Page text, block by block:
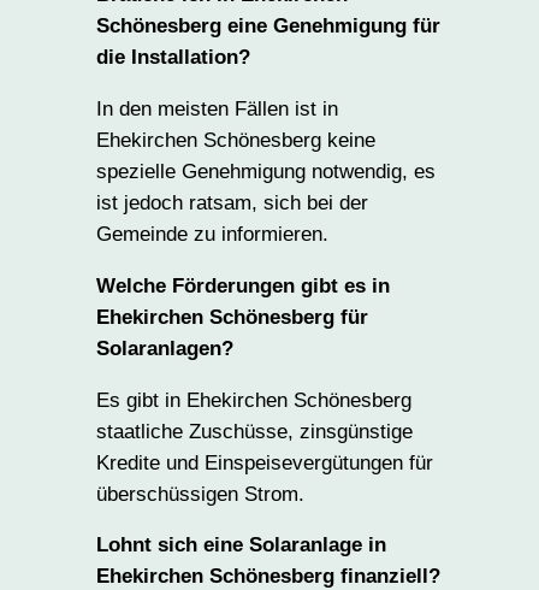
Schönesberg eine Genehmigung für
die Installation?
In den meisten Fällen ist in
Ehekirchen Schönesberg keine
spezielle Genehmigung notwendig, es
ist jedoch ratsam, sich bei der
Gemeinde zu informieren.
Welche Förderungen gibt es in
Ehekirchen Schönesberg für
Solaranlagen?
Es gibt in Ehekirchen Schönesberg
staatliche Zuschüsse, zinsgünstige
Kredite und Einspeisevergütungen für
überschüssigen Strom.
Lohnt sich eine Solaranlage in
Ehekirchen Schönesberg finanziell?